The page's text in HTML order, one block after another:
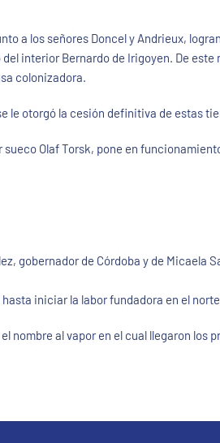
a los señores Doncel y Andrieux,
interior Bernardo de Irigoyen. De este
colonizadora.
le otorgó la cesión definitiva de estas
Olaf Torsk, pone en
gobernador de Córdoba y de Micaela
iniciar la labor fundadora en el
nombre al vapor en el cual llegaron los